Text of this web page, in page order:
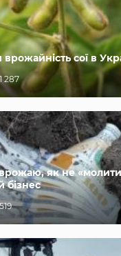
сої в
287
як не
бізнес